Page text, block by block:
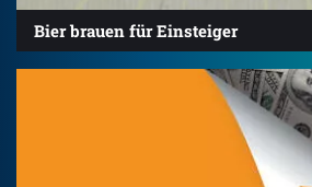
Bier brauen für Einsteiger